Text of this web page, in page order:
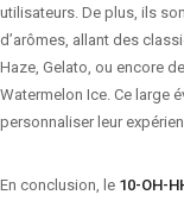
utilisateurs. De plus, ils
d’arômes, allant des
Haze, Gelato, ou encore
Watermelon Ice. Ce large
personnaliser leur
En conclusion, le 10-OH-